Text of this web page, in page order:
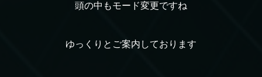
頭の中もモード変更ですね
ゆっくりとご案内しております